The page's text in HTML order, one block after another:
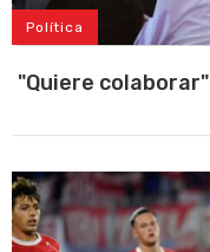
Política
"Quiere colaborar"